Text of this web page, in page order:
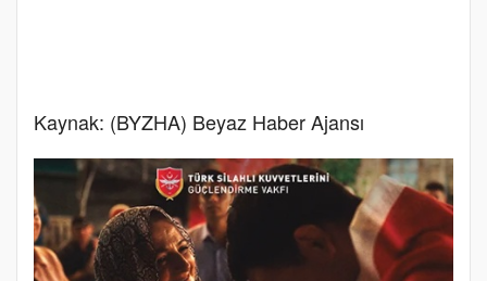
Kaynak: (BYZHA) Beyaz Haber Ajansı